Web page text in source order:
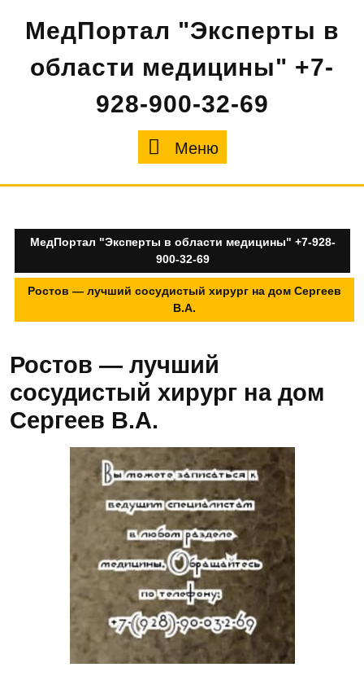
содержимому
МедПортал "Эксперты в
области медицины" +7-
928-900-32-69
Меню
МедПортал "Эксперты в области медицины" +7-928-
900-32-69
Ростов — лучший сосудистый хирург на дом Сергеев
В.А.
Ростов — лучший
сосудистый хирург на дом
Сергеев В.А.